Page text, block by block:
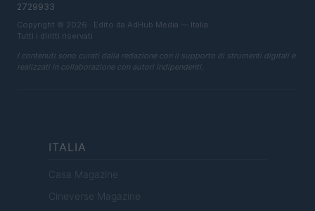
2729933
Copyright © 2026 · Edito da AdHub Media — Italia
Tutti i diritti riservati
I contenuti sono curati dalla redazione con il supporto di strumenti digitali e
realizzati in collaborazione con autori indipendenti.
ITALIA
Casa Magazine
Cineverse Magazine